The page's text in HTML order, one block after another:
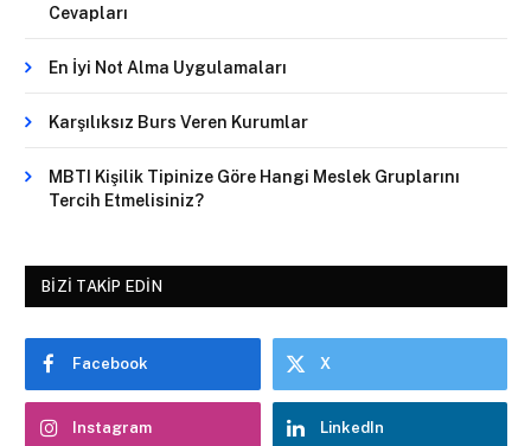
Cevapları
En İyi Not Alma Uygulamaları
Karşılıksız Burs Veren Kurumlar
MBTI Kişilik Tipinize Göre Hangi Meslek Gruplarını
Tercih Etmelisiniz?
BIZI TAKIP EDIN
Facebook X
Instagram LinkedIn